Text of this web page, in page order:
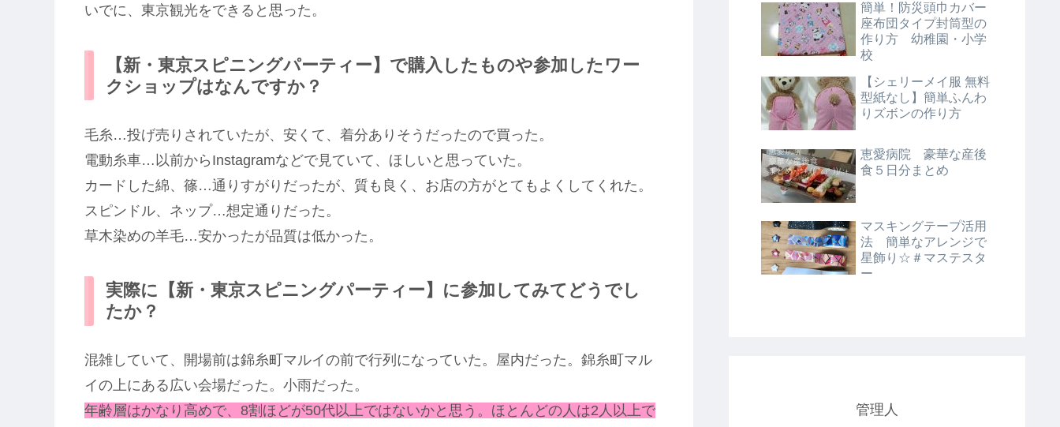
いでに、東京観光をできると思った。
【新・東京スピニングパーティー】で購入したものや参加したワー
クショップはなんですか？
毛糸…投げ売りされていたが、安くて、着分ありそうだったので買った。
電動糸車…以前からInstagramなどで見ていて、ほしいと思っていた。
カードした綿、篠…通りすがりだったが、質も良く、お店の方がとてもよくしてくれた。
スピンドル、ネップ…想定通りだった。
草木染めの羊毛…安かったが品質は低かった。
実際に【新・東京スピニングパーティー】に参加してみてどうでし
たか？
混雑していて、開場前は錦糸町マルイの前で行列になっていた。屋内だった。錦糸町マル
イの上にある広い会場だった。小雨だった。
年齢層はかなり高めで、8割ほどが50代以上ではないかと思う。ほとんどの人は2人以上で
簡単！防災頭巾カバー
座布団タイプ封筒型の
作り方 幼稚園・小学
校
【シェリーメイ服 無料
型紙なし】簡単ふんわ
りズボンの作り方
恵愛病院 豪華な産後
食５日分まとめ
マスキングテープ活用
法 簡単なアレンジで
星飾り☆＃マステスタ
ー
管理人